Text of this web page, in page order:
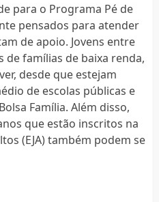
para o Programa Pé de
pensados para atender
de apoio. Jovens entre
de famílias de baixa renda,
desde que estejam
de escolas públicas e
Família. Além disso,
que estão inscritos na
(EJA) também podem se